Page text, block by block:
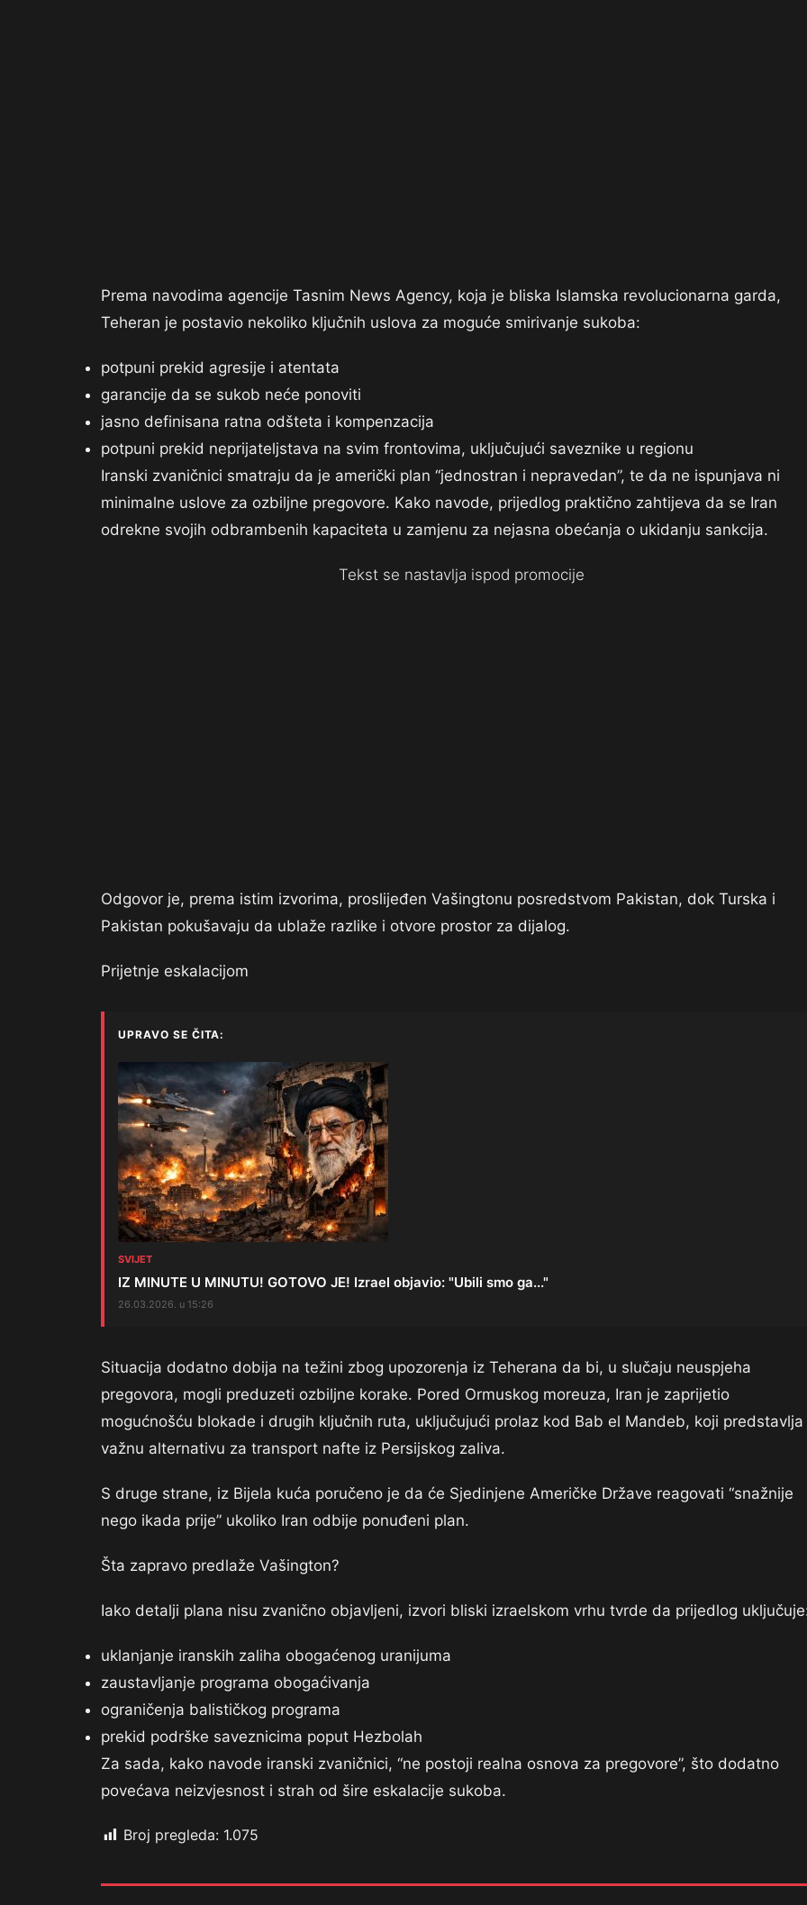
Prema navodima agencije Tasnim News Agency, koja je bliska Islamska revolucionarna garda,
Teheran je postavio nekoliko ključnih uslova za moguće smirivanje sukoba:
potpuni prekid agresije i atentata
garancije da se sukob neće ponoviti
jasno definisana ratna odšteta i kompenzacija
potpuni prekid neprijateljstava na svim frontovima, uključujući saveznike u regionu
Iranski zvaničnici smatraju da je američki plan “jednostran i nepravedan”, te da ne ispunjava ni
minimalne uslove za ozbiljne pregovore. Kako navode, prijedlog praktično zahtijeva da se Iran
odrekne svojih odbrambenih kapaciteta u zamjenu za nejasna obećanja o ukidanju sankcija.
Tekst se nastavlja ispod promocije
Odgovor je, prema istim izvorima, proslijeđen Vašingtonu posredstvom Pakistan, dok Turska i
Pakistan pokušavaju da ublaže razlike i otvore prostor za dijalog.
Prijetnje eskalacijom
UPRAVO SE ČITA:
SVIJET
IZ MINUTE U MINUTU! GOTOVO JE! Izrael objavio: "Ubili smo ga..."
26.03.2026. u 15:26
Situacija dodatno dobija na težini zbog upozorenja iz Teherana da bi, u slučaju neuspjeha
pregovora, mogli preduzeti ozbiljne korake. Pored Ormuskog moreuza, Iran je zaprijetio
mogućnošću blokade i drugih ključnih ruta, uključujući prolaz kod Bab el Mandeb, koji predstavlja
važnu alternativu za transport nafte iz Persijskog zaliva.
S druge strane, iz Bijela kuća poručeno je da će Sjedinjene Američke Države reagovati “snažnije
nego ikada prije” ukoliko Iran odbije ponuđeni plan.
Šta zapravo predlaže Vašington?
Iako detalji plana nisu zvanično objavljeni, izvori bliski izraelskom vrhu tvrde da prijedlog
uklanjanje iranskih zaliha obogaćenog uranijuma
zaustavljanje programa obogaćivanja
ograničenja balističkog programa
prekid podrške saveznicima poput Hezbolah
Za sada, kako navode iranski zvaničnici, “ne postoji realna osnova za pregovore”, što dodatno
povećava neizvjesnost i strah od šire eskalacije sukoba.
Broj pregleda: 1.075